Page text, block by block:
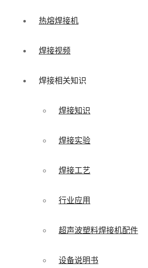
热熔焊接机
焊接视频
焊接相关知识
焊接知识
焊接实验
焊接工艺
行业应用
超声波塑料焊接机配件
设备说明书